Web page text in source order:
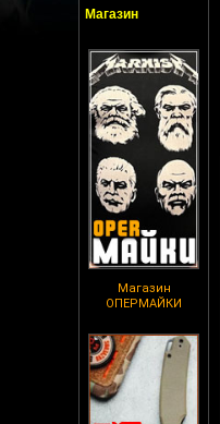
Магазин
Магазин
ОПЕРМАЙКИ